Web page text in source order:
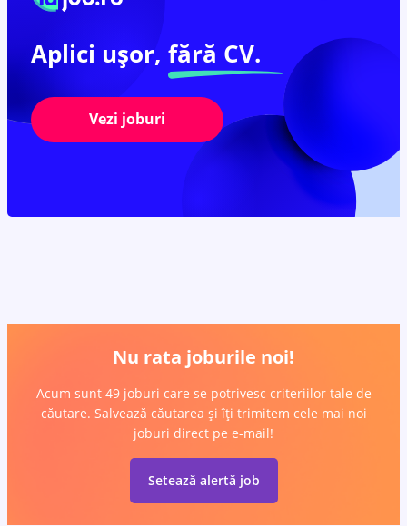
Aplici ușor, fără CV.
Vezi joburi
Nu rata joburile noi!
Acum sunt 49 joburi care se potrivesc criteriilor tale de
căutare. Salvează căutarea și îți trimitem cele mai noi
joburi direct pe e-mail!
Setează alertă job